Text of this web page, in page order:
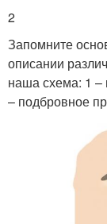
2
Запомните
описании
наша схема: 1 –
– подбровное